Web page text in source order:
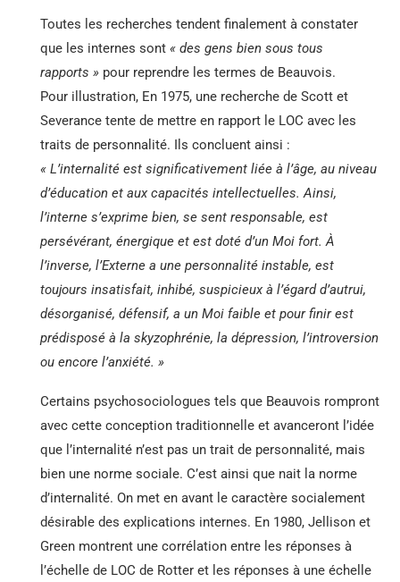
Toutes les recherches tendent finalement à constater
que les internes sont « des gens bien sous tous
rapports » pour reprendre les termes de Beauvois.
Pour illustration, En 1975, une recherche de Scott et
Severance tente de mettre en rapport le LOC avec les
traits de personnalité. Ils concluent ainsi :
« L’internalité est significativement liée à l’âge, au niveau
d’éducation et aux capacités intellectuelles. Ainsi,
l’interne s’exprime bien, se sent responsable, est
persévérant, énergique et est doté d’un Moi fort. À
l’inverse, l’Externe a une personnalité instable, est
toujours insatisfait, inhibé, suspicieux à l’égard d’autrui,
désorganisé, défensif, a un Moi faible et pour finir est
prédisposé à la skyzophrénie, la dépression, l’introversion
ou encore l’anxiété. »
Certains psychosociologues tels que Beauvois rompront
avec cette conception traditionnelle et avanceront l’idée
que l’internalité n’est pas un trait de personnalité, mais
bien une norme sociale. C’est ainsi que nait la norme
d’internalité. On met en avant le caractère socialement
désirable des explications internes. En 1980, Jellison et
Green montrent une corrélation entre les réponses à
l’échelle de LOC de Rotter et les réponses à une échelle